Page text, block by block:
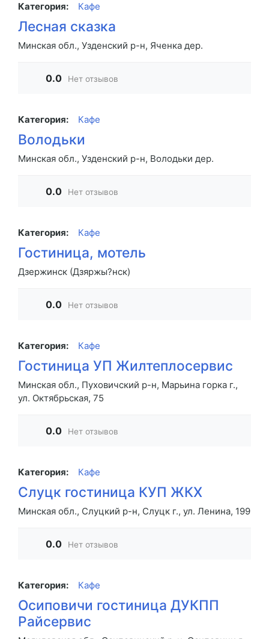
Категория: Кафе
Лесная сказка
Минская обл., Узденский р-н, Яченка дер.
0.0 Нет отзывов
Категория: Кафе
Володьки
Минская обл., Узденский р-н, Володьки дер.
0.0 Нет отзывов
Категория: Кафе
Гостиница, мотель
Дзержинск (Дзяржы?нск)
0.0 Нет отзывов
Категория: Кафе
Гостиница УП Жилтеплосервис
Минская обл., Пуховичский р-н, Марьина горка г.,
ул. Октябрьская, 75
0.0 Нет отзывов
Категория: Кафе
Слуцк гостиница КУП ЖКХ
Минская обл., Слуцкий р-н, Слуцк г., ул. Ленина, 199
0.0 Нет отзывов
Категория: Кафе
Осиповичи гостиница ДУКПП
Райсервис